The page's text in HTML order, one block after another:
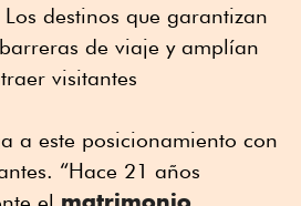
Los destinos que garantizan
de viaje y amplían
visitantes
a este posicionamiento con
“Hace 21 años